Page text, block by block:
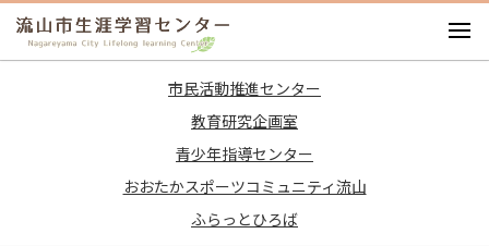
お知らせ
施設紹介
利用案内
利用料・図面
市民活動推進センター
教育研究企画室
青少年指導センター
おおたかスポーツコミュニティ流山
ふらっとひろば